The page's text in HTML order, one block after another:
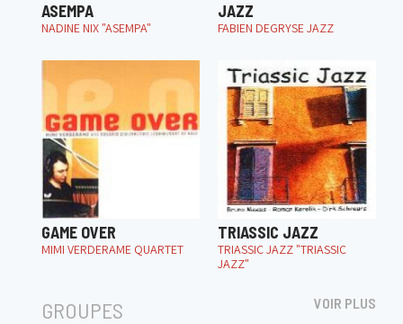
ASEMPA
NADINE NIX "ASEMPA"
JAZZ
FABIEN DEGRYSE JAZZ
GAME OVER
MIMI VERDERAME QUARTET
TRIASSIC JAZZ
TRIASSIC JAZZ "TRIASSIC
JAZZ"
GROUPES VOIR PLUS